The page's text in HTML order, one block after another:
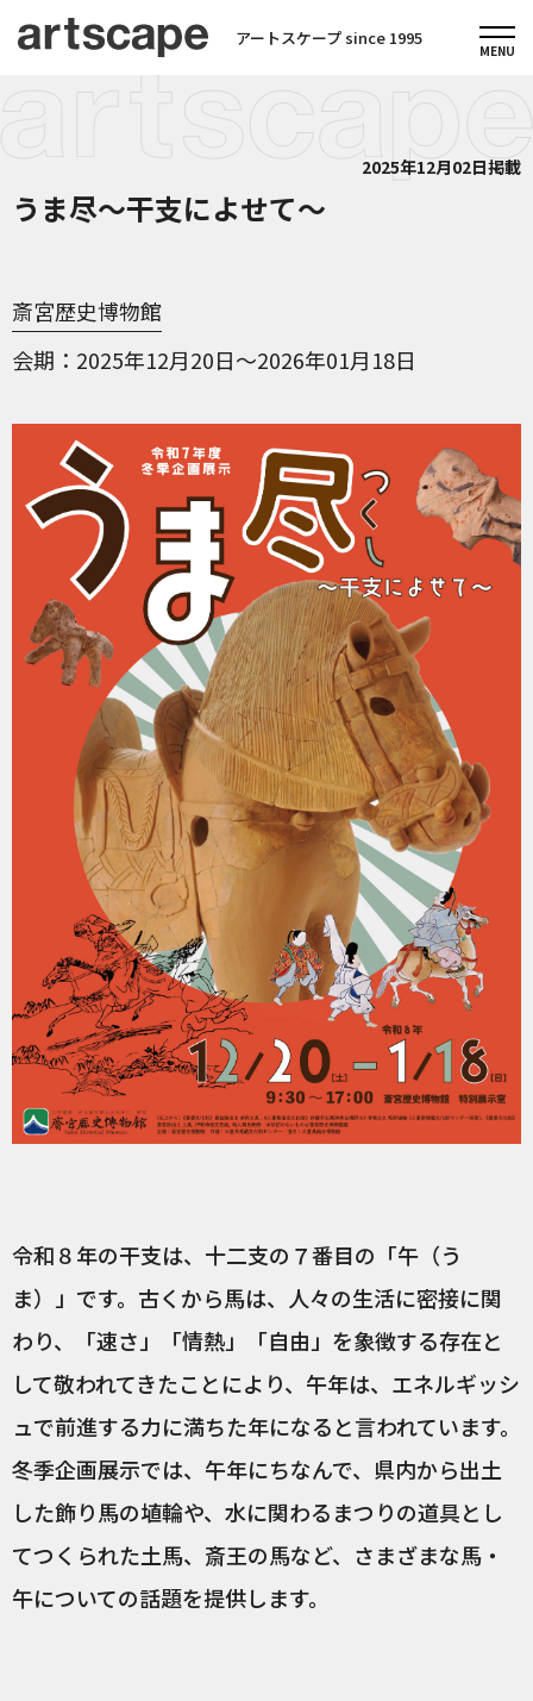
アートスケープ since 1995
2025年12月02日掲載
うま尽～干支によせて～
斎宮歴史博物館
会期
2025年12月20日～2026年01月18日
令和８年の干支は、十二支の７番目の「午（う
ま）」です。古くから馬は、人々の生活に密接に関
わり、「速さ」「情熱」「自由」を象徴する存在と
して敬われてきたことにより、午年は、エネルギッシ
ュで前進する力に満ちた年になると言われています。
冬季企画展示では、午年にちなんで、県内から出土
した飾り馬の埴輪や、水に関わるまつりの道具とし
てつくられた土馬、斎王の馬など、さまざまな馬・
午についての話題を提供します。